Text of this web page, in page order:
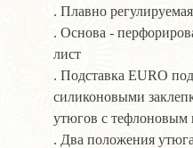
. Плавно
. Основа -
лист
. Подставка EURO
силиконовыми
утюгов с тефлоновым
. Два положения утюга